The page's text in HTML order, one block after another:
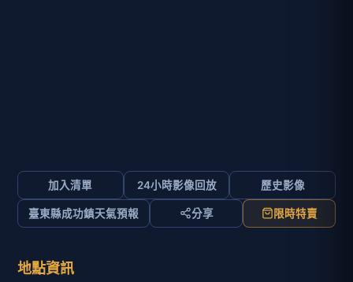
加入清單 24小時影像回放 歷史影像
臺東縣成功鎮天氣預報 分享 限時特賣
地點資訊